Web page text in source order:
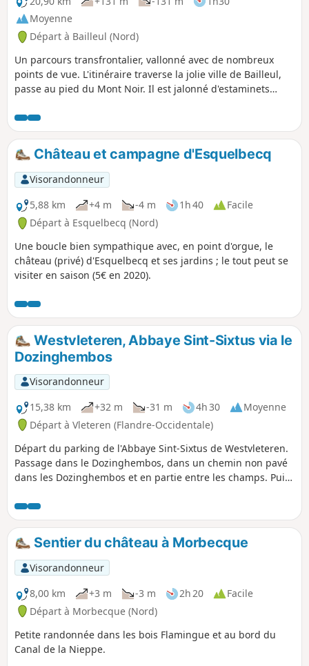
Moyenne
Départ à Bailleul (Nord)
Un parcours transfrontalier, vallonné avec de nombreux
points de vue. L'itinéraire traverse la jolie ville de Bailleul,
passe au pied du Mont Noir. Il est jalonné d'estaminets
humides (8).
Château et campagne d'Esquelbecq
Visorandonneur
5,88 km
+4 m -4 m 1h 40
Facile
Départ à Esquelbecq (Nord)
Une boucle bien sympathique avec, en point d'orgue, le
château (privé) d'Esquelbecq et ses jardins ; le tout peut se
visiter en saison (5€ en 2020).
Westvleteren, Abbaye Sint-Sixtus via le
Dozinghembos
Visorandonneur
15,38 km
+32 m -31 m 4h 30
Moyenne
Départ à Vleteren (Flandre-Occidentale)
Départ du parking de l'Abbaye Sint-Sixtus de Westvleteren.
Passage dans le Dozinghembos, dans un chemin non pavé
dans les Dozinghembos et en partie entre les champs. Puis
itinéraire, vous rencontrerez plusieurs belles forêts dans
cette partie de la province de Flandre-Occidentale. Vous
profiterez également de larges vues sur les paysages
agricoles.
Sentier du château à Morbecque
Visorandonneur
8,00 km
+3 m -3 m 2h 20
Facile
Départ à Morbecque (Nord)
Petite randonnée dans les bois Flamingue et au bord du
Canal de la Nieppe.